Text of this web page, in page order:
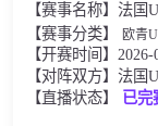
其他赛事
【赛事名称】法国
【赛事分类】
欧青
【开赛时间】
【对阵双方】法国
【直播状态】
已完